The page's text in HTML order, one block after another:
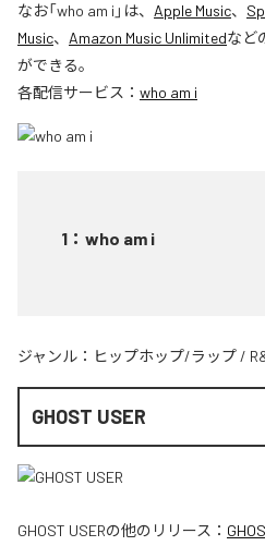
なお「who am i 」は、 Apple Music、
Music、 Amazon Music Unlimitedなど
ができる。
各配信サービス： who am i
1 ： who am i
ジャンル： ヒップホップ/ラップ /
GHOST USER
GHOST USERの他のリリース：